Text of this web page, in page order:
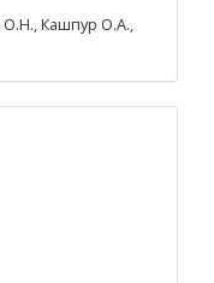
О.Н., Кашпур О.А.,